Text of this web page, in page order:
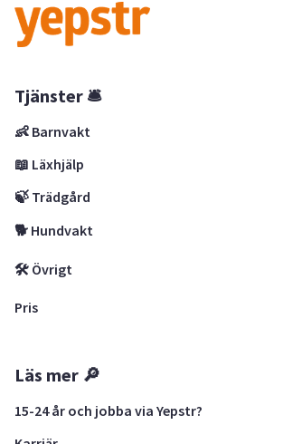
Tjänster 🛎
👶 Barnvakt
📖 Läxhjälp
🍃 Trädgård
🐕 Hundvakt
🛠 Övrigt
Pris
Läs mer 🔎
15-24 år och jobba via Yepstr?